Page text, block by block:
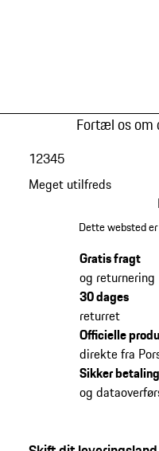
Fortæl os om
Meget utilfreds
12345
Dette websted
Gratis fragt
og returnering
30 dages
returret
Officielle
direkte fra
Sikker betaling
og